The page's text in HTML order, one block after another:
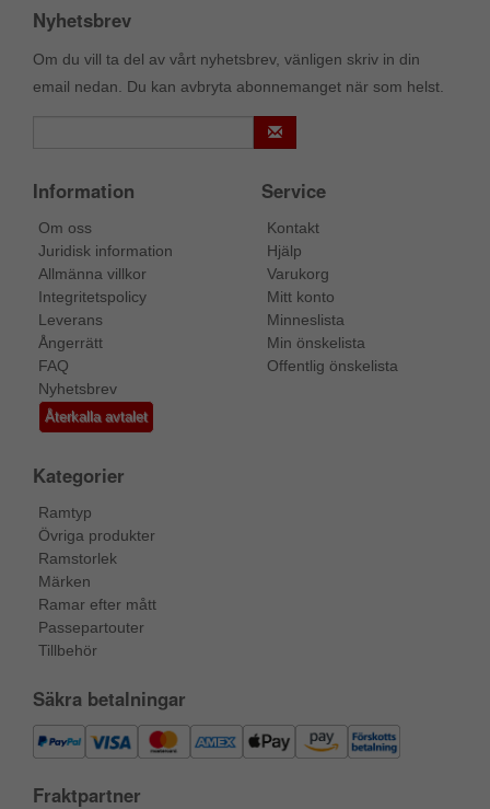
Nyhetsbrev
Om du vill ta del av vårt nyhetsbrev, vänligen skriv in din
email nedan. Du kan avbryta abonnemanget när som helst.
Information
Om oss
Juridisk information
Allmänna villkor
Integritetspolicy
Leverans
Ångerrätt
FAQ
Nyhetsbrev
Återkalla avtalet
Service
Kontakt
Hjälp
Varukorg
Mitt konto
Minneslista
Min önskelista
Offentlig önskelista
Kategorier
Ramtyp
Övriga produkter
Ramstorlek
Märken
Ramar efter mått
Passepartouter
Tillbehör
Säkra betalningar
Fraktpartner